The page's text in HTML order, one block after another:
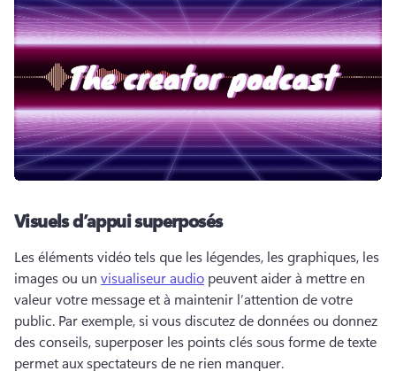
Visuels d’appui superposés
Les éléments vidéo tels que les légendes, les graphiques, les
images ou un visualiseur audio peuvent aider à mettre en
valeur votre message et à maintenir l’attention de votre
public. Par exemple, si vous discutez de données ou donnez
des conseils, superposer les points clés sous forme de texte
permet aux spectateurs de ne rien manquer.